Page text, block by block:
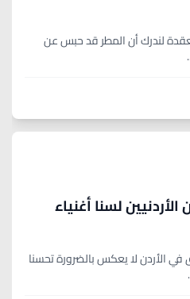
معقدة لندرك أن المطر قد حبس عن
لسنا أغنياء
في الأردن لا يعكس بالضرورة تحسنا